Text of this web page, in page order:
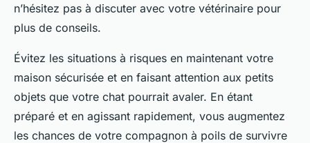
n’hésitez pas à discuter avec votre vétérinaire pour
plus de conseils.
Évitez les situations à risques en maintenant votre
maison sécurisée et en faisant attention aux petits
objets que votre chat pourrait avaler. En étant
préparé et en agissant rapidement, vous augmentez
les chances de votre compagnon à poils de survivre